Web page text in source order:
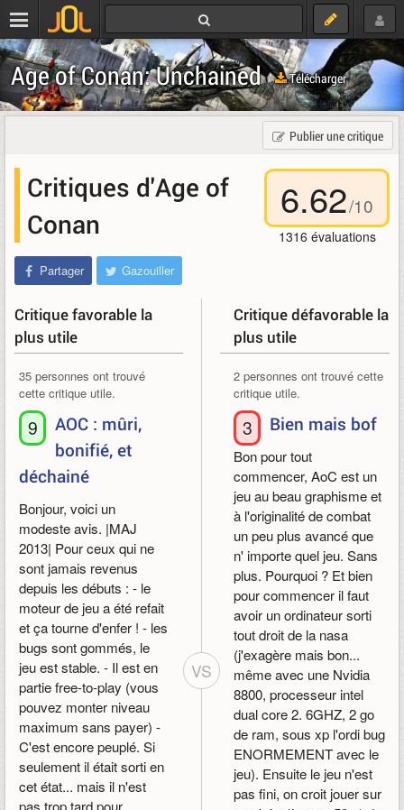
Age of Conan: Unchained Télécharger
Publier une critique
6.62/10
1316 évaluations
Critiques d'Age of
Conan
Partager Gazouiller
Critique favorable la
plus utile
VS
Critique défavorable la
plus utile
35 personnes ont trouvé
cette critique utile.
9
AOC : mûri,
bonifié, et
déchainé
Bonjour, voici un
modeste avis. |MAJ
2013| Pour ceux qui ne
sont jamais revenus
depuis les débuts : - le
moteur de jeu a été refait
et ça tourne d'enfer ! - les
bugs sont gommés, le
jeu est stable. - Il est en
partie free-to-play (vous
pouvez monter niveau
maximum sans payer) -
C'est encore peuplé. Si
seulement il était sorti en
cet état... mais il n'est
pas trop tard pour
2 personnes ont trouvé cette
critique utile.
3 Bien mais bof
Bon pour tout
commencer, AoC est un
jeu au beau graphisme et
à l'originalité de combat
un peu plus avancé que
n' importe quel jeu. Sans
plus. Pourquoi ? Et bien
pour commencer il faut
avoir un ordinateur sorti
tout droit de la nasa
(j'exagère mais bon...
même avec une Nvidia
8800, processeur intel
dual core 2. 6GHZ, 2 go
de ram, sous xp l'ordi bug
ENORMEMENT avec le
jeu). Ensuite le jeu n'est
pas fini, on croit jouer sur